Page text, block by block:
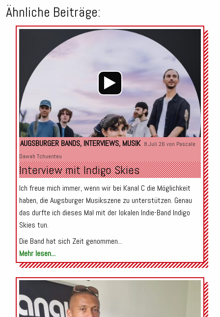
Ähnliche Beiträge:
Audio-
Player
AUGSBURGER BANDS, INTERVIEWS, MUSIK 8.Juli 26 von Pascale
Dawah Tchuenteu
Interview mit Indigo Skies
Ich freue mich immer, wenn wir bei Kanal C die Möglichkeit
haben, die Augsburger Musikszene zu unterstützen. Genau
das durfte ich dieses Mal mit der lokalen Indie-Band Indigo
Skies tun.
Die Band hat sich Zeit genommen...
Mehr lesen...
Audio-
Player